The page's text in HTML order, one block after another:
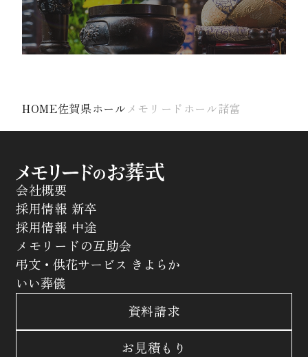
HOME佐賀県ホールメモリードホール諸富
会社概要
採用情報 新卒
採用情報 中途
メモリードの互助会
弔文・供花サービス きよらか
いい葬儀
資料請求
お見積もり